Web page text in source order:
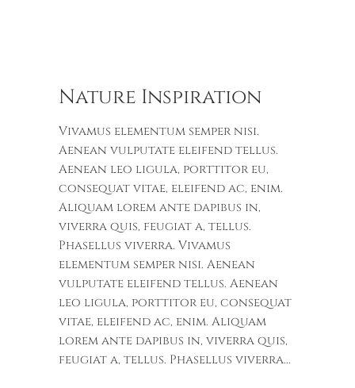
Nature Inspiration
Vivamus elementum semper nisi.
Aenean vulputate eleifend tellus.
Aenean leo ligula, porttitor eu,
consequat vitae, eleifend ac, enim.
Aliquam lorem ante dapibus in,
viverra quis, feugiat a, tellus.
Phasellus viverra. Vivamus
elementum semper nisi. Aenean
vulputate eleifend tellus. Aenean
leo ligula, porttitor eu, consequat
vitae, eleifend ac, enim. Aliquam
lorem ante dapibus in, viverra quis,
feugiat a, tellus. Phasellus viverra